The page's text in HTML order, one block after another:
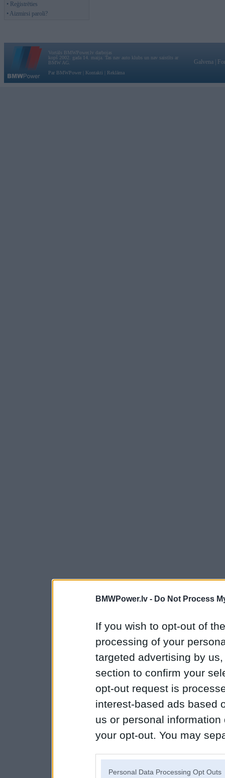
BMWPower.lv - Do Not Process
If you wish to opt-out of
processing of your
targeted advertising by
section to confirm your
opt-out request is
interest-based ads based
us or personal
your opt-out. You may
Personal Data Processing Opt Outs
• Reģistrēties
• Aizmirsi paroli?
Vortāls BMWPower.lv darbojas
kopš 2002. gada 14. maija. Tas nav auto klubs un nav saistīts ar
BMW AG.
Par BMWPower
Kontakti Reklāma
Galvena